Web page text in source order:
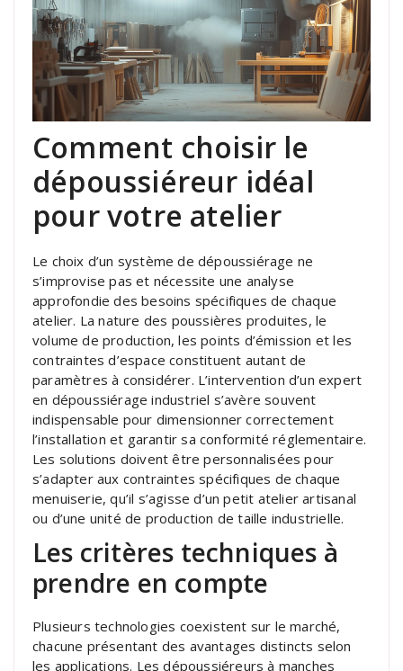
Comment choisir le
dépoussiéreur idéal
pour votre atelier
Le choix d’un système de dépoussiérage ne
s’improvise pas et nécessite une analyse
approfondie des besoins spécifiques de chaque
atelier. La nature des poussières produites, le
volume de production, les points d’émission et les
contraintes d’espace constituent autant de
paramètres à considérer. L’intervention d’un expert
en dépoussiérage industriel s’avère souvent
indispensable pour dimensionner correctement
l’installation et garantir sa conformité réglementaire.
Les solutions doivent être personnalisées pour
s’adapter aux contraintes spécifiques de chaque
menuiserie, qu’il s’agisse d’un petit atelier artisanal
ou d’une unité de production de taille industrielle.
Les critères techniques à
prendre en compte
Plusieurs technologies coexistent sur le marché,
chacune présentant des avantages distincts selon
les applications. Les dépoussiéreurs à manches